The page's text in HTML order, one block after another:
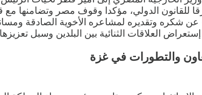
للقانون الدولي، مؤكدا وقوف مصر
شكره وتقديره لمشاعره الأخوية الصادقة
العلاقات الثنائية بين البلدين وسبل
والتطورات في غزة